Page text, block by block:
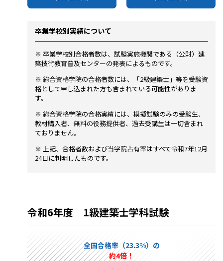
卒業学校別実績について
※ 卒業学校別合格者数は、試験実施機関である（公財）建
築技術教育普及センターの発表によるものです。
※ 総合資格学院の合格者数には、「2級建築士」等を受験資
格として申し込まれた方も含まれている可能性がありま
す。
※ 総合資格学院の合格実績には、模擬試験のみの受験生、
教材購入者、無料の役務提供者、過去受講生は一切含まれ
ておりません。
※ 上記、合格者数および当学院占有率はすべて令和7年12月
24日に判明したものです。
令和6年度 1級建築士学科試験
全国合格率（23.3%）の
約4倍！